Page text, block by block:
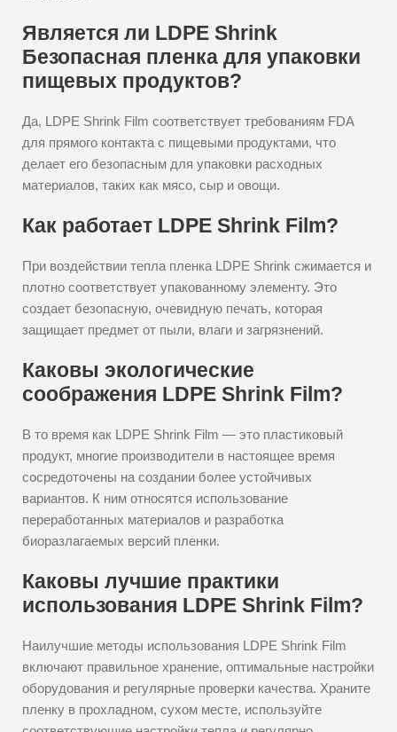
Является ли LDPE Shrink
Безопасная пленка для упаковки
пищевых продуктов?
Да, LDPE Shrink Film соответствует требованиям FDA
для прямого контакта с пищевыми продуктами, что
делает его безопасным для упаковки расходных
материалов, таких как мясо, сыр и овощи.
Как работает LDPE Shrink Film?
При воздействии тепла пленка LDPE Shrink сжимается и
плотно соответствует упакованному элементу. Это
создает безопасную, очевидную печать, которая
защищает предмет от пыли, влаги и загрязнений.
Каковы экологические
соображения LDPE Shrink Film?
В то время как LDPE Shrink Film — это пластиковый
продукт, многие производители в настоящее время
сосредоточены на создании более устойчивых
вариантов. К ним относятся использование
переработанных материалов и разработка
биоразлагаемых версий пленки.
Каковы лучшие практики
использования LDPE Shrink Film?
Наилучшие методы использования LDPE Shrink Film
включают правильное хранение, оптимальные настройки
оборудования и регулярные проверки качества. Храните
пленку в прохладном, сухом месте, используйте